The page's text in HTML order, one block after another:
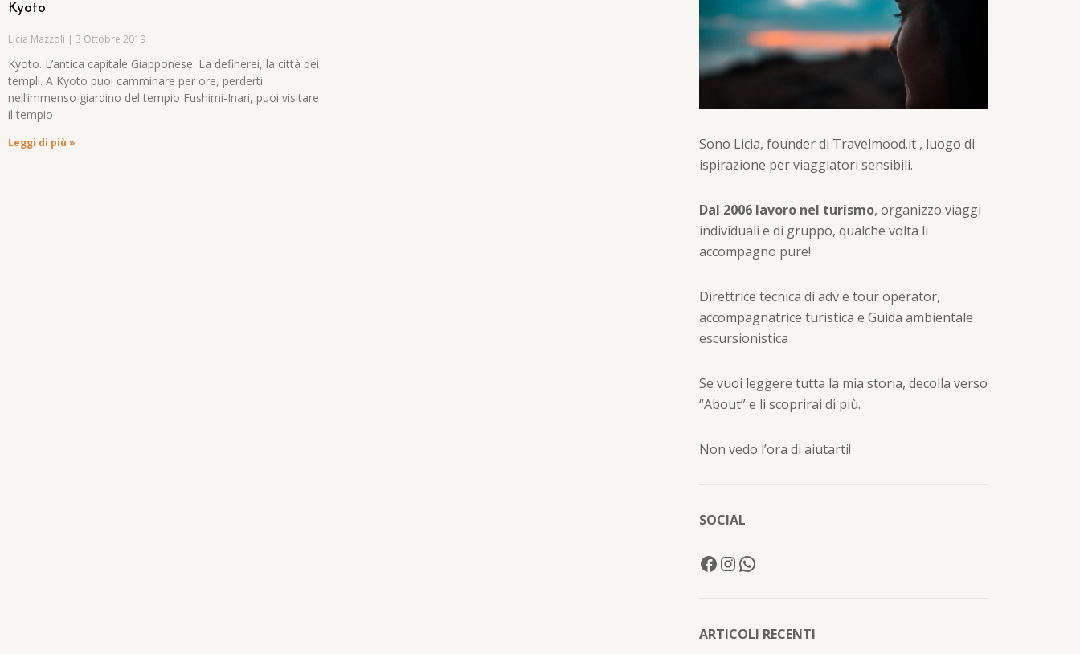
Kyoto
Licia Mazzoli 3 Ottobre 2019
Kyoto. L’antica capitale Giapponese. La definerei, la città dei
templi. A Kyoto puoi camminare per ore, perderti
nell’immenso giardino del tempio Fushimi-Inari, puoi visitare
il tempio
Leggi di più »
Sono Licia, founder di Travelmood.it , luogo di
ispirazione per viaggiatori sensibili.
Dal 2006 lavoro nel turismo, organizzo viaggi
individuali e di gruppo, qualche volta li
accompagno pure!
Direttrice tecnica di adv e tour operator,
accompagnatrice turistica e Guida ambientale
escursionistica
Se vuoi leggere tutta la mia storia, decolla verso
“About” e li scoprirai di più.
Non vedo l’ora di aiutarti!
SOCIAL
ARTICOLI RECENTI